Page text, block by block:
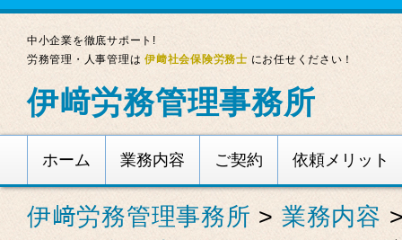
中小企業を徹底サポート!
労務管理・人事管理は伊﨑社会保険労務士 にお任せください！
伊﨑労務管理事務所
ホーム 業務内容 ご契約 依頼メリット
伊﨑労務管理事務所 > 業務内容